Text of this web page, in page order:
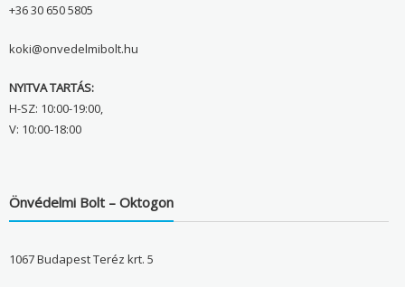
+36 30 650 5805
koki@onvedelmibolt.hu
NYITVA TARTÁS:
H-SZ: 10:00-19:00,
V: 10:00-18:00
Önvédelmi Bolt – Oktogon
1067 Budapest Teréz krt. 5